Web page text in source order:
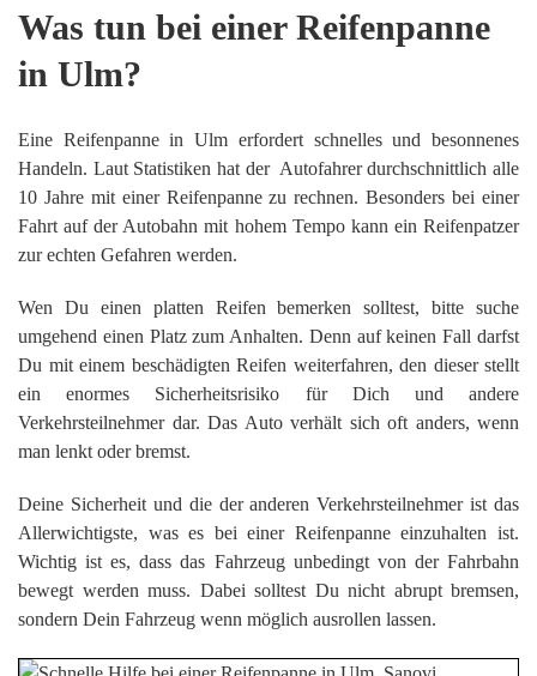
Was tun bei einer Reifenpanne
in Ulm?
Eine Reifenpanne in Ulm erfordert schnelles und besonnenes
Handeln. Laut Statistiken hat der Autofahrer durchschnittlich alle
10 Jahre mit einer Reifenpanne zu rechnen. Besonders bei einer
Fahrt auf der Autobahn mit hohem Tempo kann ein Reifenpatzer
zur echten Gefahren werden.
Wen Du einen platten Reifen bemerken solltest, bitte suche
umgehend einen Platz zum Anhalten. Denn auf keinen Fall darfst
Du mit einem beschädigten Reifen weiterfahren, den dieser stellt
ein enormes Sicherheitsrisiko für Dich und andere
Verkehrsteilnehmer dar. Das Auto verhält sich oft anders, wenn
man lenkt oder bremst.
Deine Sicherheit und die der anderen Verkehrsteilnehmer ist das
Allerwichtigste, was es bei einer Reifenpanne einzuhalten ist.
Wichtig ist es, dass das Fahrzeug unbedingt von der Fahrbahn
bewegt werden muss. Dabei solltest Du nicht abrupt bremsen,
sondern Dein Fahrzeug wenn möglich ausrollen lassen.